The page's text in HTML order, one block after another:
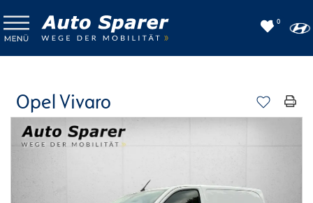
0
Opel Vivaro